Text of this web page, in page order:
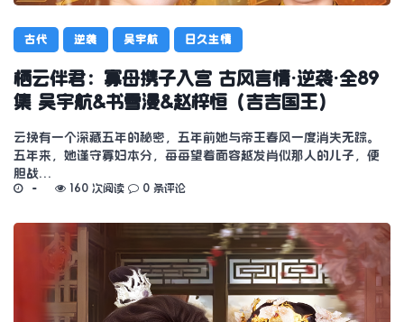
古代 逆袭 吴宇航 日久生情
栖云伴君：寡母携子入宫 古风言情·逆袭·全89
集 吴宇航&书雪漫&赵梓恒（吉吉国王）
云挽有一个深藏五年的秘密，五年前她与帝王春风一度消失无踪。
五年来，她谨守寡妇本分，每每望着面容越发肖似那人的儿子，便
胆战…
160 次阅读 0 条评论